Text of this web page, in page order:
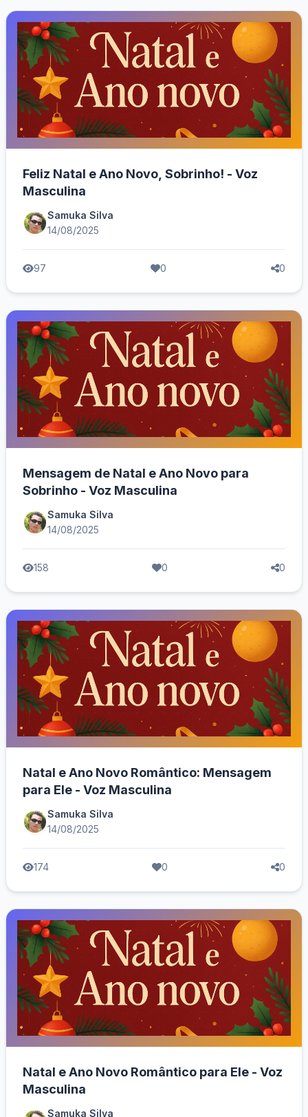
Feliz Natal e Ano Novo, Sobrinho! - Voz
Masculina
Samuka Silva
14/08/2025
97 0 0
Mensagem de Natal e Ano Novo para
Sobrinho - Voz Masculina
Samuka Silva
14/08/2025
158 0 0
Natal e Ano Novo Romântico: Mensagem
para Ele - Voz Masculina
Samuka Silva
14/08/2025
174 0 0
Natal e Ano Novo Romântico para Ele - Voz
Masculina
Samuka Silva